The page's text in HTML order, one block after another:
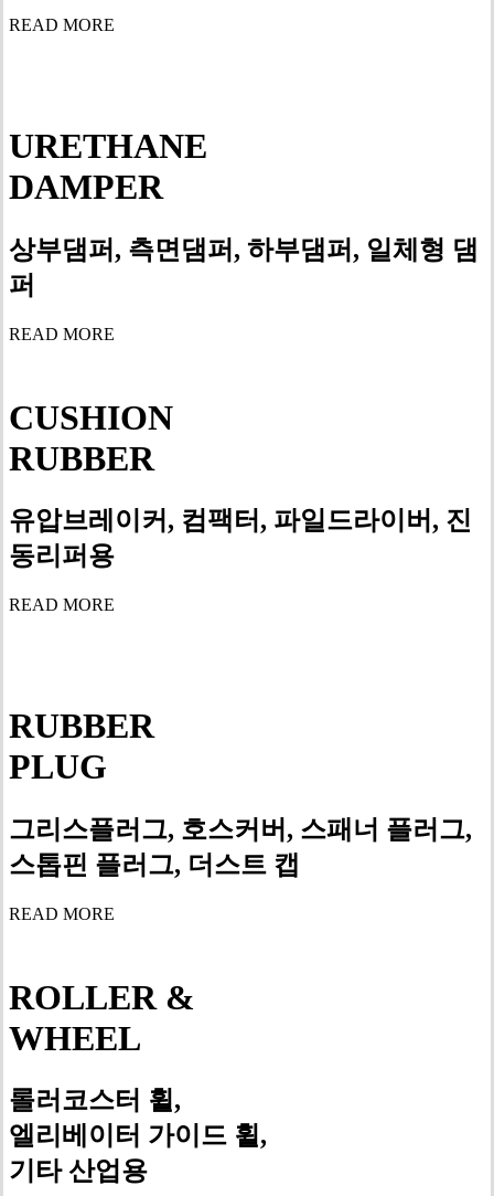
READ MORE
URETHANE
DAMPER
상부댐퍼, 측면댐퍼, 하부댐퍼, 일체형 댐
퍼
READ MORE
CUSHION
RUBBER
유압브레이커, 컴팩터, 파일드라이버, 진
동리퍼용
READ MORE
RUBBER
PLUG
그리스플러그, 호스커버, 스패너 플러그,
스톱핀 플러그, 더스트 캡
READ MORE
ROLLER &
WHEEL
롤러코스터 휠,
엘리베이터 가이드 휠,
기타 산업용